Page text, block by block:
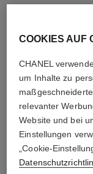
COOKIES AUF
CHANEL
um Inhalte zu
relevanter
Website und bei
Einstellungen
„Cookie-